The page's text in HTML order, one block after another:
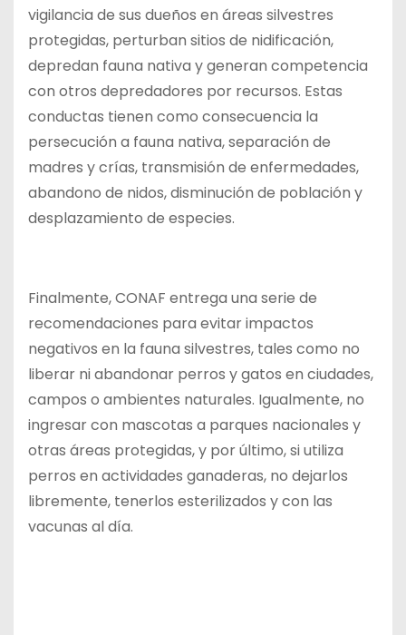
vigilancia de sus dueños en áreas silvestres
protegidas, perturban sitios de nidificación,
depredan fauna nativa y generan competencia
con otros depredadores por recursos. Estas
conductas tienen como consecuencia la
persecución a fauna nativa, separación de
madres y crías, transmisión de enfermedades,
abandono de nidos, disminución de población y
desplazamiento de especies.
Finalmente, CONAF entrega una serie de
recomendaciones para evitar impactos
negativos en la fauna silvestres, tales como no
liberar ni abandonar perros y gatos en ciudades,
campos o ambientes naturales. Igualmente, no
ingresar con mascotas a parques nacionales y
otras áreas protegidas, y por último, si utiliza
perros en actividades ganaderas, no dejarlos
libremente, tenerlos esterilizados y con las
vacunas al día.